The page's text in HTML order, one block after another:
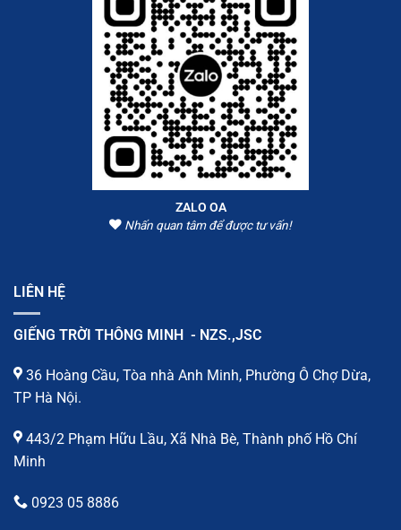
ZALO OA
Nhấn quan tâm để được tư vấn!
LIÊN HỆ
GIẾNG TRỜI THÔNG MINH - NZS.,JSC
36 Hoàng Cầu, Tòa nhà Anh Minh, Phường Ô Chợ Dừa,
TP Hà Nội.
443/2 Phạm Hữu Lầu, Xã Nhà Bè, Thành phố Hồ Chí
Minh
0923 05 8886